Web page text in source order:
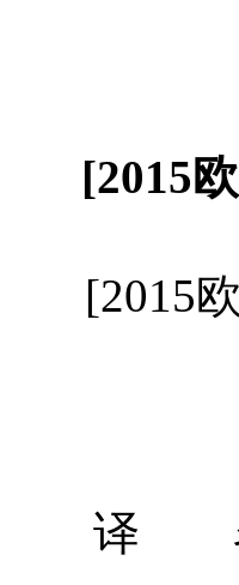
[2015
[2015
译 名